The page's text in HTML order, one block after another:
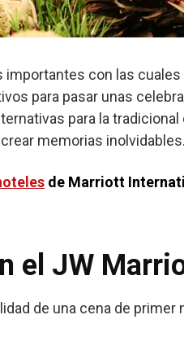
con las
para pasar unas
para la
memorias inolvidables.
de Marriott
el JW
de una cena de